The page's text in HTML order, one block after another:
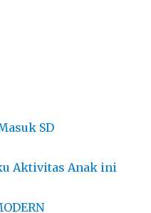
SD
Aktivitas Anak ini